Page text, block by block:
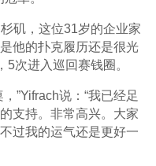
矶，这位31岁的企业家
他的扑克履历还是很光
次进入巡回赛钱圈。
”Yifrach说：“我已经足
支持。非常高兴。大家
过我的运气还是更好一